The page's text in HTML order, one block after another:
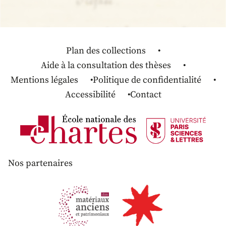
Plan des collections
Aide à la consultation des thèses
Mentions légales
Politique de confidentialité
Accessibilité
Contact
Nos partenaires